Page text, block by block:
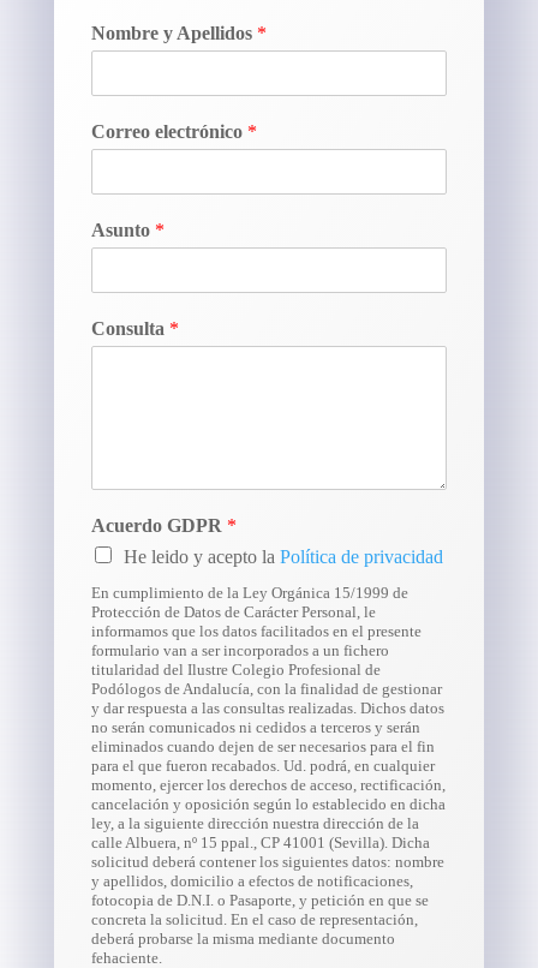
Nombre y Apellidos *
Correo electrónico *
Asunto *
Consulta *
Acuerdo GDPR *
He leido y acepto la Política de privacidad
En cumplimiento de la Ley Orgánica 15/1999 de
Protección de Datos de Carácter Personal, le
informamos que los datos facilitados en el presente
formulario van a ser incorporados a un fichero
titularidad del Ilustre Colegio Profesional de
Podólogos de Andalucía, con la finalidad de gestionar
y dar respuesta a las consultas realizadas. Dichos datos
no serán comunicados ni cedidos a terceros y serán
eliminados cuando dejen de ser necesarios para el fin
para el que fueron recabados. Ud. podrá, en cualquier
momento, ejercer los derechos de acceso, rectificación,
cancelación y oposición según lo establecido en dicha
ley, a la siguiente dirección nuestra dirección de la
calle Albuera, nº 15 ppal., CP 41001 (Sevilla). Dicha
solicitud deberá contener los siguientes datos: nombre
y apellidos, domicilio a efectos de notificaciones,
fotocopia de D.N.I. o Pasaporte, y petición en que se
concreta la solicitud. En el caso de representación,
deberá probarse la misma mediante documento
fehaciente.